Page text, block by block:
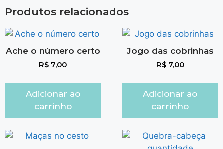
Produtos relacionados
Ache o número certo
R$ 7,00
Adicionar ao
carrinho
Jogo das cobrinhas
R$7,00
Adicionar ao
carrinho